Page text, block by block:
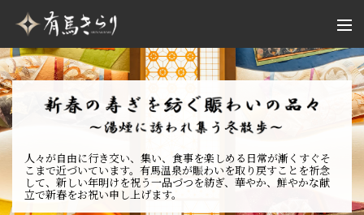
人々が自由に行き交い、集い、食事を楽しめる日常が漸くすぐそ
こまで近づいています。有馬温泉が賑わいを取り戻すことを祈念
して、新しい年明けを祝う一品づつを紡ぎ、華やか、鮮やかな献
立で新春をお祝い申し上げます。